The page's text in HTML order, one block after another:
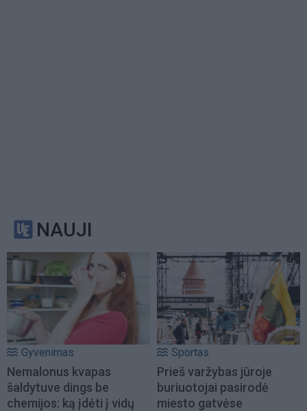
NAUJI
Gyvenimas
Nemalonus kvapas
šaldytuve dings be
chemijos: ką įdėti į vidų
Sportas
Prieš varžybas jūroje
buriuotojai pasirodė
miesto gatvėse